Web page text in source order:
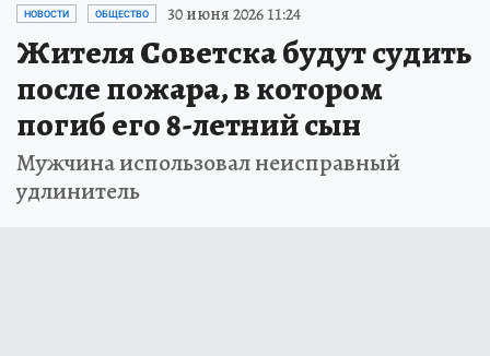
НОВОСТИ ОБЩЕСТВО 30 июня 2026 11:24
Жителя Советска будут судить
после пожара, в котором
погиб его 8-летний сын
Мужчина использовал неисправный
удлинитель